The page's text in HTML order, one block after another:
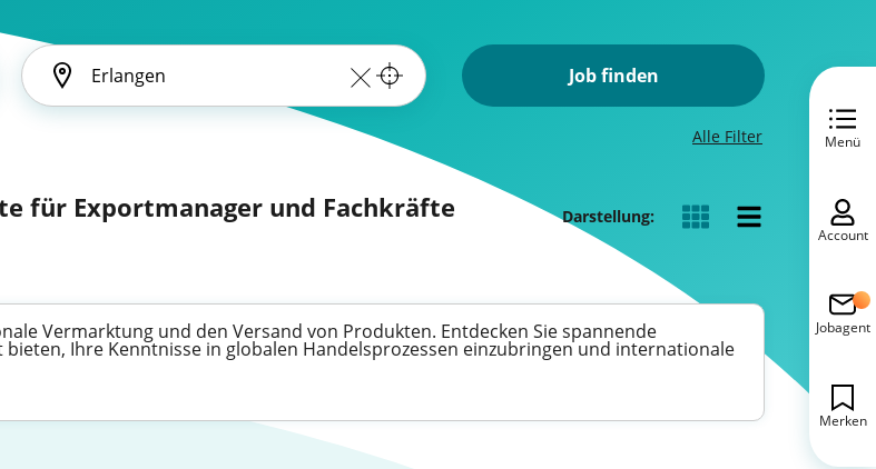
Job finden
Alle Filter
für Exportmanager und Fachkräfte Darstellung:
Vermarktung und den Versand von Produkten. Entdecken Sie spannende
Ihre Kenntnisse in globalen Handelsprozessen einzubringen und internationale
Menü
Account
Jobagent
Merken